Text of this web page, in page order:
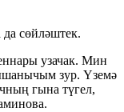
сөйләштек.
узачак. Мин
зур. Үземә
гына түгел,